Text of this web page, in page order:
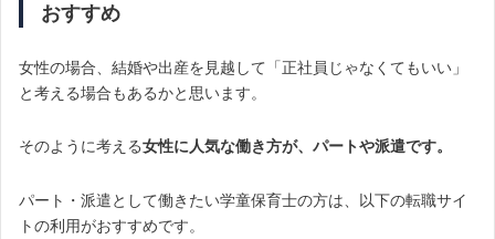
おすすめ
女性の場合、結婚や出産を見越して「正社員じゃなくてもいい」
と考える場合もあるかと思います。
そのように考える女性に人気な働き方が、パートや派遣です。
パート・派遣として働きたい学童保育士の方は、以下の転職サイ
トの利用がおすすめです。